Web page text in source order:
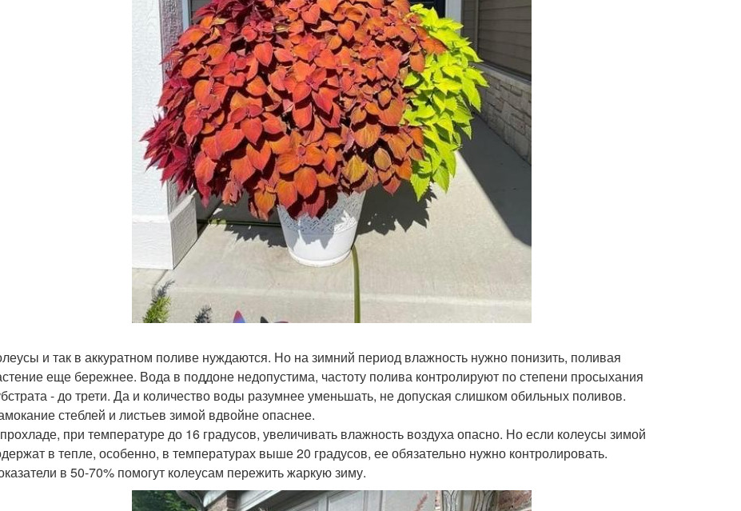
и так в аккуратном поливе нуждаются. Но на зимний период влажность нужно понизить, поливая
еще бережнее. Вода в поддоне недопустима, частоту полива контролируют по степени просыхания
- до трети. Да и количество воды разумнее уменьшать, не допуская слишком обильных поливов.
стеблей и листьев зимой вдвойне опаснее.
при температуре до 16 градусов, увеличивать влажность воздуха опасно. Но если колеусы зимой
в тепле, особенно, в температурах выше 20 градусов, ее обязательно нужно контролировать.
в 50-70% помогут колеусам пережить жаркую зиму.